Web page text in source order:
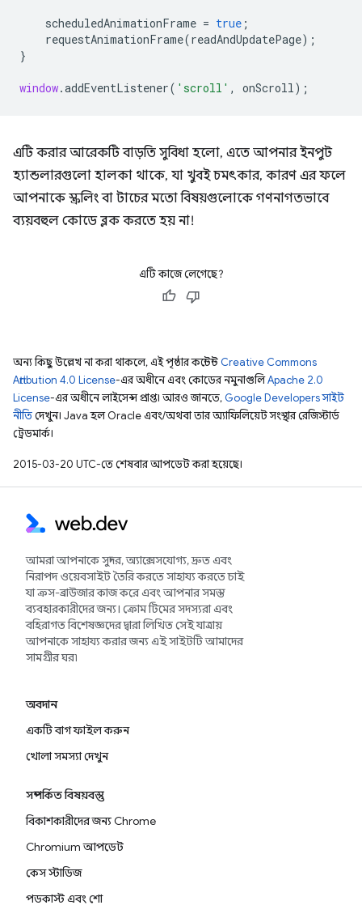
scheduledAnimationFrame = true ;
requestAnimationFrame(readAndUpdatePage);
}
window.addEventListener( 'scroll' , onScroll);
এটি করার আরেকটি বাড়তি সুবিধা হলো, এতে আপনার ইনপুট
হ্যান্ডলারগুলো হালকা থাকে, যা খুবই চমৎকার, কারণ এর ফলে
আপনাকে স্ক্রলিং বা টাচের মতো বিষয়গুলোকে গণনাগতভাবে
ব্যয়বহুল কোডে ব্লক করতে হয় না!
এটি কাজে লেগেছে?
অন্য কিছু উল্লেখ না করা থাকলে, এই পৃষ্ঠার কন্টেন্ট Creative Commons
Attribution 4.0 License-এর অধীনে এবং কোডের নমুনাগুলিApache 2.0
License-এর অধীনে লাইসেন্স প্রাপ্ত। আরও জানতে, Google Developers সাইট
নীতিদেখুন। Java হল Oracle এবং/অথবা তার অ্যাফিলিয়েট সংস্থার রেজিস্টার্ড
ট্রেডমার্ক।
2015-03-20 UTC-তে শেষবার আপডেট করা হয়েছে।
আমরা আপনাকে সুন্দর, অ্যাক্সেসযোগ্য, দ্রুত এবং
নিরাপদ ওয়েবসাইট তৈরি করতে সাহায্য করতে চাই
যা ক্রস-ব্রাউজার কাজ করে এবং আপনার সমস্ত
ব্যবহারকারীদের জন্য। ক্রোম টিমের সদস্যরা এবং
বহিরাগত বিশেষজ্ঞদের দ্বারা লিখিত সেই যাত্রায়
আপনাকে সাহায্য করার জন্য এই সাইটটি আমাদের
সামগ্রীর ঘর৷
অবদান
একটি বাগ ফাইল করুন
খোলা সমস্যা দেখুন
সম্পর্কিত বিষয়বস্তু
বিকাশকারীদের জন্য Chrome
Chromium আপডেট
কেস স্টাডিজ
পডকাস্ট এবং শো